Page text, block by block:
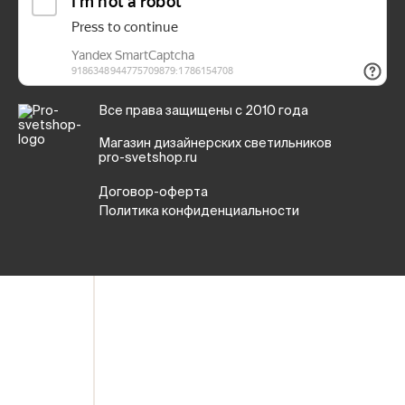
Все права защищены с 2010 года
Магазин дизайнерских светильников
pro-svetshop.ru
Договор-оферта
Политика конфиденциальности